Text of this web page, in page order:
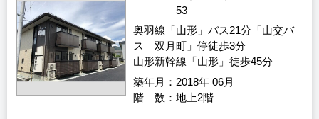
53
築年月 2018年 06月
奥羽線「山形」バス21分「山交バ
ス 双月町」停徒歩3分
山形新幹線「山形」徒歩45分
階 数 地上2階